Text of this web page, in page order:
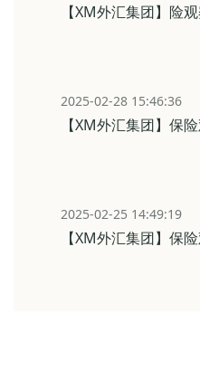
【XM外汇集团】险
2025-02-28 15:46:36
【XM外汇集团】保
2025-02-25 14:49:19
【XM外汇集团】保